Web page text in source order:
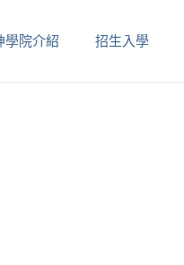
學院介紹 招生入學